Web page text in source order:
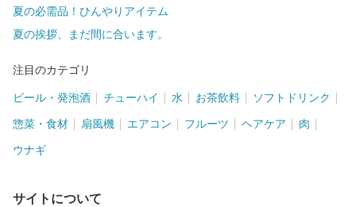
夏の必需品！ひんやりアイテム
夏の挨拶、まだ間に合います。
注目のカテゴリ
ビール・発泡酒 チューハイ 水 お茶飲料 ソフトドリンク
惣菜・食材 扇風機 エアコン フルーツ ヘアケア 肉
ウナギ
サイトについて